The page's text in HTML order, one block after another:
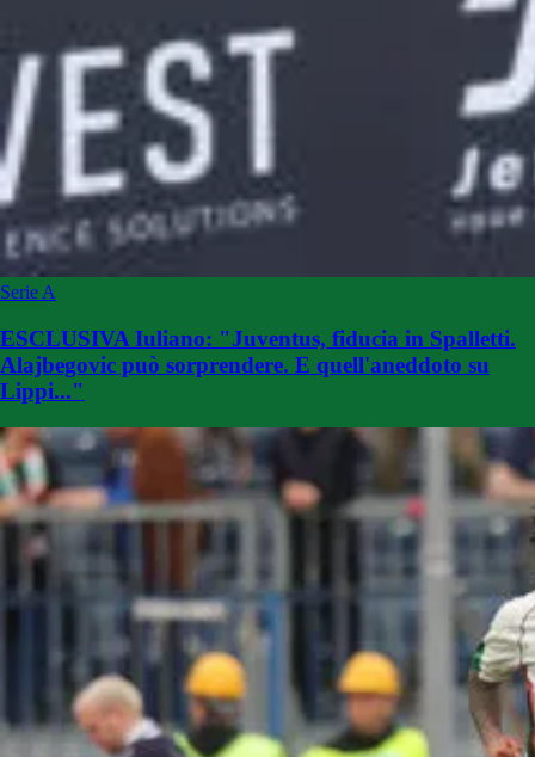
Serie A
ESCLUSIVA Iuliano: "Juventus, fiducia in Spalletti.
Alajbegovic può sorprendere. E quell'aneddoto su
Lippi..."